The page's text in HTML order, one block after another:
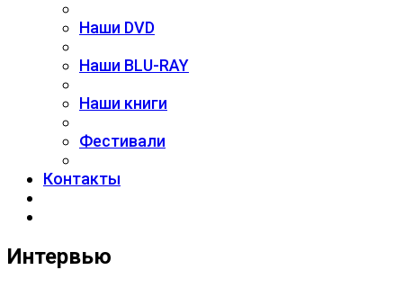
Наши DVD
Наши BLU-RAY
Наши книги
Фестивали
Контакты
Интервью